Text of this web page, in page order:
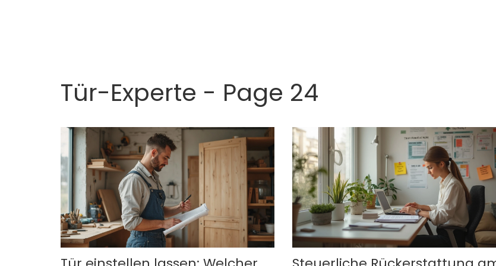
Tür-Experte - Page 24